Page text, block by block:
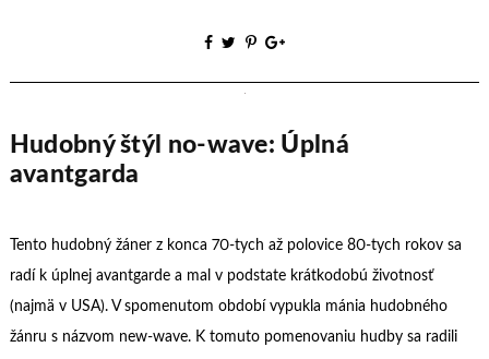
Hudobný štýl no-wave: Úplná
avantgarda
Tento hudobný žáner z konca 70-tych až polovice 80-tych rokov sa
radí k úplnej avantgarde a mal v podstate krátkodobú životnosť
(najmä v USA). V spomenutom období vypukla mánia hudobného
žánru s názvom new-wave. K tomuto pomenovaniu hudby sa radili